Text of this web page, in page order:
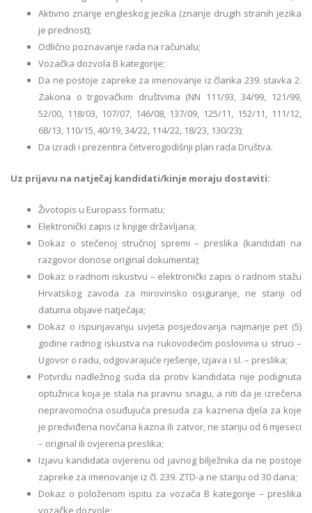
Aktivno znanje engleskog jezika (znanje drugih stranih jezika
je prednost);
Odlično poznavanje rada na računalu;
Vozačka dozvola B kategorije;
Da ne postoje zapreke za imenovanje iz članka 239. stavka 2.
Zakona o trgovačkim društvima (NN 111/93, 34/99, 121/99,
52/00, 118/03, 107/07, 146/08, 137/09, 125/11, 152/11, 111/12,
68/13, 110/15, 40/19, 34/22, 114/22, 18/23, 130/23);
Da izradi i prezentira četverogodišnji plan rada Društva.
Uz prijavu na natječaj kandidati/kinje moraju dostaviti:
Životopis u Europass formatu;
Elektronički zapis iz knjige državljana;
Dokaz o stečenoj stručnoj spremi – preslika (kandidati na
razgovor donose original dokumenta);
Dokaz o radnom iskustvu – elektronički zapis o radnom stažu
Hrvatskog zavoda za mirovinsko osiguranje, ne stariji od
datuma objave natječaja;
Dokaz o ispunjavanju uvjeta posjedovanja najmanje pet (5)
godine radnog iskustva na rukovodećim poslovima u struci –
Ugovor o radu, odgovarajuće rješenje, izjava i sl. – preslika;
Potvrdu nadležnog suda da protiv kandidata nije podignuta
optužnica koja je stala na pravnu snagu, a niti da je izrečena
nepravomoćna osuđujuća presuda za kaznena djela za koje
je predviđena novčana kazna ili zatvor, ne stariju od 6 mjeseci
– original ili ovjerena preslika;
Izjavu kandidata ovjerenu od javnog bilježnika da ne postoje
zapreke za imenovanje iz čl. 239. ZTD-a ne stariju od 30 dana;
Dokaz o položenom ispitu za vozača B kategorije – preslika
vozačke dozvole;